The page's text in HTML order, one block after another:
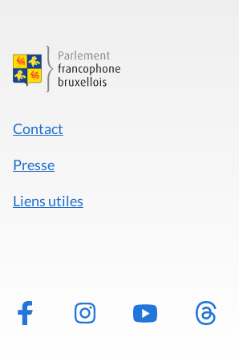
Contact
Presse
Liens utiles